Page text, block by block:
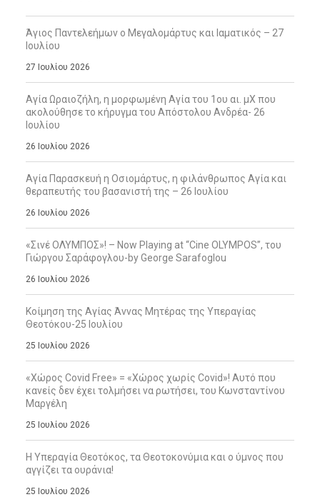
Άγιος Παντελεήμων ο Μεγαλομάρτυς και Ιαματικός – 27
Ιουλίου
27 Ιουλίου 2026
Αγία Ωραιοζήλη, η μορφωμένη Αγία του 1ου αι. μΧ που
ακολούθησε το κήρυγμα του Απόστολου Ανδρέα- 26
Ιουλίου
26 Ιουλίου 2026
Αγία Παρασκευή η Οσιομάρτυς, η φιλάνθρωπος Αγία και
θεραπευτής του βασανιστή της – 26 Ιουλίου
26 Ιουλίου 2026
«Σινέ ΟΛΥΜΠΟΣ»! – Now Playing at “Cine OLYMPOS”, του
Γιώργου Σαράφογλου-by George Sarafoglou
26 Ιουλίου 2026
Κοίμηση της Αγίας Άννας Μητέρας της Υπεραγίας
Θεοτόκου-25 Ιουλίου
25 Ιουλίου 2026
«Χώρος Covid Free» = «Χώρος χωρίς Covid»! Αυτό που
κανείς δεν έχει τολμήσει να ρωτήσει, του Κωνσταντίνου
Μαργέλη
25 Ιουλίου 2026
Η Υπεραγία Θεοτόκος, τα Θεοτοκονύμια και ο ύμνος που
αγγίζει τα ουράνια!
25 Ιουλίου 2026